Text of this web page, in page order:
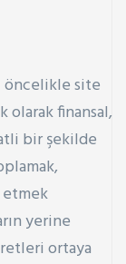
öncelikle site
olarak finansal,
bir şekilde
yerine
ortaya